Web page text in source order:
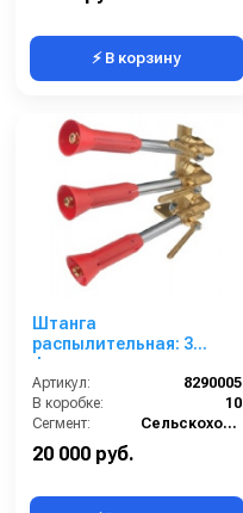
⚡ В корзину
Штанга
распылительная: 3
форсунки
Артикул:
8290005
В коробке:
10
Сегмент:
Сельскохозяйственный сегмент
20 000 руб.